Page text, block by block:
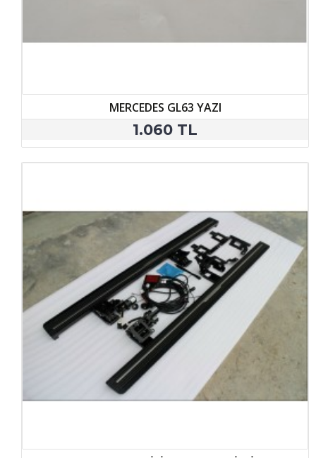
MERCEDES GL63 YAZI
1.060 TL